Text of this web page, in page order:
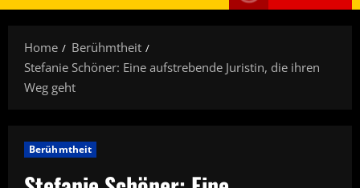
Home
Berühmtheit
Stefanie Schöner: Eine aufstrebende Juristin, die ihren
Weg geht
Berühmtheit